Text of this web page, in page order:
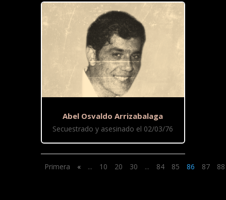
Abel Osvaldo Arrizabalaga
Secuestrado y asesinado el 02/03/76
Primera « ... 10 20 30 ... 84 85 86 87 88